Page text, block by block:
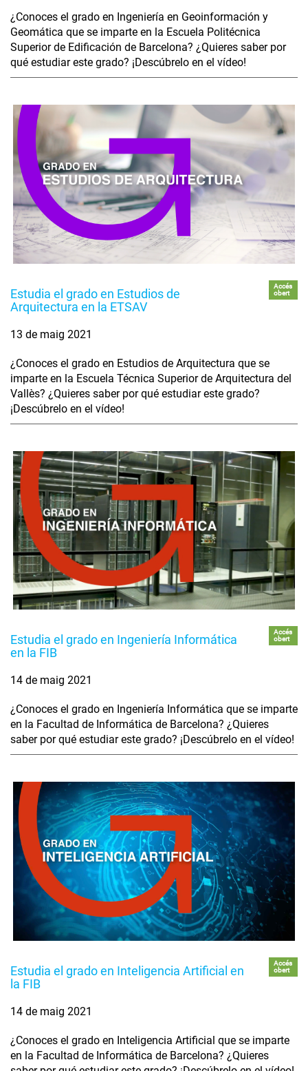
¿Conoces el grado en Ingeniería en Geoinformación y
Geomática que se imparte en la Escuela Politécnica
Superior de Edificación de Barcelona? ¿Quieres saber por
qué estudiar este grado? ¡Descúbrelo en el vídeo!
Estudia el grado en Estudios de
Arquitectura en la ETSAV
Accés
obert
13 de maig 2021
¿Conoces el grado en Estudios de Arquitectura que se
imparte en la Escuela Técnica Superior de Arquitectura del
Vallès? ¿Quieres saber por qué estudiar este grado?
¡Descúbrelo en el vídeo!
Estudia el grado en Ingeniería Informática
en la FIB
Accés
obert
14 de maig 2021
¿Conoces el grado en Ingeniería Informática que se imparte
en la Facultad de Informática de Barcelona? ¿Quieres
saber por qué estudiar este grado? ¡Descúbrelo en el vídeo!
Estudia el grado en Inteligencia Artificial en
la FIB
Accés
obert
14 de maig 2021
¿Conoces el grado en Inteligencia Artificial que se imparte
en la Facultad de Informática de Barcelona? ¿Quieres